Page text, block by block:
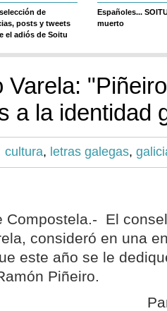
de
posts y tweets
el adiós de Soitu
Españoles...
muerto
Varela:
a la identidad
cultura, letras galegas,
Compostela.- El
consideró en una
este año se le
Piñeiro.